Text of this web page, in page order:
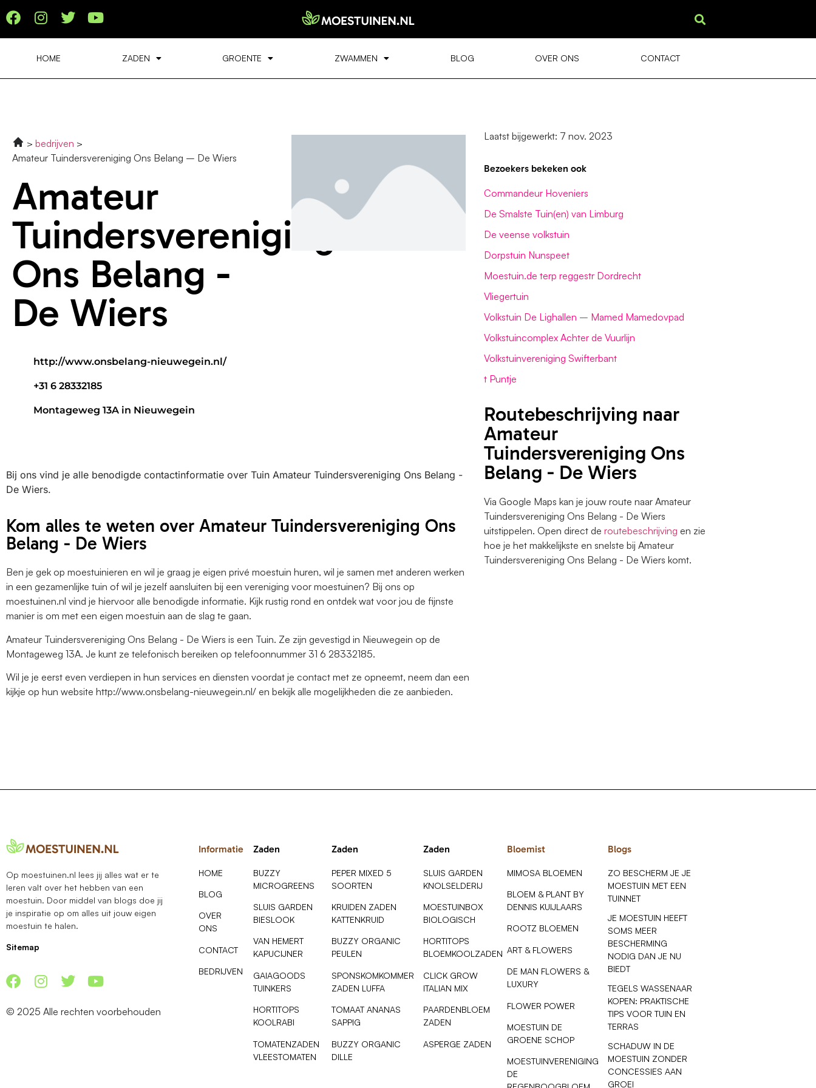
HOME ZADEN GROENTE ZWAMMEN BLOG OVER ONS CONTACT
bedrijven
Amateur Tuindersvereniging Ons Belang – De Wiers
Amateur
Tuindersvereniging
Ons Belang -
De Wiers
http://www.onsbelang-nieuwegein.nl/
+31 6 28332185
Montageweg 13A in Nieuwegein
Bij ons vind je alle benodigde contactinformatie over Tuin Amateur Tuindersvereniging Ons Belang -
De Wiers.
Kom alles te weten over Amateur Tuindersvereniging Ons
Belang - De Wiers
Ben je gek op moestuinieren en wil je graag je eigen privé moestuin huren, wil je samen met anderen werken
in een gezamenlijke tuin of wil je jezelf aansluiten bij een vereniging voor moestuinen? Bij ons op
moestuinen.nl vind je hiervoor alle benodigde informatie. Kijk rustig rond en ontdek wat voor jou de fijnste
manier is om met een eigen moestuin aan de slag te gaan.
Amateur Tuindersvereniging Ons Belang - De Wiers is een Tuin. Ze zijn gevestigd in Nieuwegein op de
Montageweg 13A. Je kunt ze telefonisch bereiken op telefoonnummer 31 6 28332185.
Wil je je eerst even verdiepen in hun services en diensten voordat je contact met ze opneemt, neem dan een
kijkje op hun website http://www.onsbelang-nieuwegein.nl/ en bekijk alle mogelijkheden die ze aanbieden.
Laatst bijgewerkt: 7 nov. 2023
Bezoekers bekeken ook
Commandeur Hoveniers
De Smalste Tuin(en) van Limburg
De veense volkstuin
Dorpstuin Nunspeet
Moestuin.de terp reggestr Dordrecht
Vliegertuin
Volkstuin De Lighallen – Mamed Mamedovpad
Volkstuincomplex Achter de Vuurlijn
Volkstuinvereniging Swifterbant
t Puntje
Routebeschrijving naar
Amateur
Tuindersvereniging Ons
Belang - De Wiers
Via Google Maps kan je jouw route naar Amateur
Tuindersvereniging Ons Belang - De Wiers
uitstippelen. Open direct de routebeschrijving en zie
hoe je het makkelijkste en snelste bij Amateur
Tuindersvereniging Ons Belang - De Wiers komt.
Op moestuinen.nl lees jij alles wat er te
leren valt over het hebben van een
moestuin. Door middel van blogs doe jij
je inspiratie op om alles uit jouw eigen
moestuin te halen.
Sitemap
© 2025 Alle rechten voorbehouden
Informatie
HOME
BLOG
OVER
ONS
CONTACT
BEDRIJVEN
Zaden
BUZZY
MICROGREENS
SLUIS GARDEN
BIESLOOK
VAN HEMERT
KAPUCIJNER
GAIAGOODS
TUINKERS
HORTITOPS
KOOLRABI
TOMATENZADEN
VLEESTOMATEN
Zaden
PEPER MIXED 5
SOORTEN
KRUIDEN ZADEN
KATTENKRUID
BUZZY ORGANIC
PEULEN
SPONSKOMKOMMER
ZADEN LUFFA
TOMAAT ANANAS
SAPPIG
BUZZY ORGANIC
DILLE
Zaden
SLUIS GARDEN
KNOLSELDERIJ
MOESTUINBOX
BIOLOGISCH
HORTITOPS
BLOEMKOOLZADEN
CLICK GROW
ITALIAN MIX
PAARDENBLOEM
ZADEN
ASPERGE ZADEN
Bloemist
MIMOSA BLOEMEN
BLOEM & PLANT BY
DENNIS KUIJLAARS
ROOTZ BLOEMEN
ART & FLOWERS
DE MAN FLOWERS &
LUXURY
FLOWER POWER
MOESTUIN DE
GROENE SCHOP
MOESTUINVERENIGING
DE
Blogs
ZO BESCHERM JE JE
MOESTUIN MET EEN
TUINNET
JE MOESTUIN HEEFT
SOMS MEER
BESCHERMING
NODIG DAN JE NU
BIEDT
TEGELS WASSENAAR
KOPEN: PRAKTISCHE
TIPS VOOR TUIN EN
TERRAS
SCHADUW IN DE
MOESTUIN ZONDER
CONCESSIES AAN
GROEI